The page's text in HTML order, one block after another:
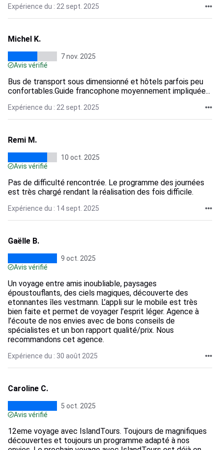
Expérience du : 22 sept. 2025
Michel K.
7 nov. 2025
Avis vérifié
Bus de transport sous dimensionné et hôtels parfois peu
confortables.Guide francophone moyennement impliquée...
Expérience du : 22 sept. 2025
Remi M.
10 oct. 2025
Avis vérifié
Pas de difficulté rencontrée. Le programme des journées
est très chargé rendant la réalisation des fois difficile.
Expérience du : 14 sept. 2025
Gaëlle B.
9 oct. 2025
Avis vérifié
Un voyage entre amis inoubliable, paysages
époustouflants, des ciels magiques, découverte des
etonnantes îles vestmann. L’appli sur le mobile est très
bien faite et permet de voyager l’esprit léger. Agence à
l’écoute de nos envies avec de bons conseils de
spécialistes et un bon rapport qualité/prix. Nous
recommandons cet agence.
Expérience du : 30 août 2025
Caroline C.
5 oct. 2025
Avis vérifié
12eme voyage avec IslandTours. Toujours de magnifiques
découvertes et toujours un programme adapté à nos